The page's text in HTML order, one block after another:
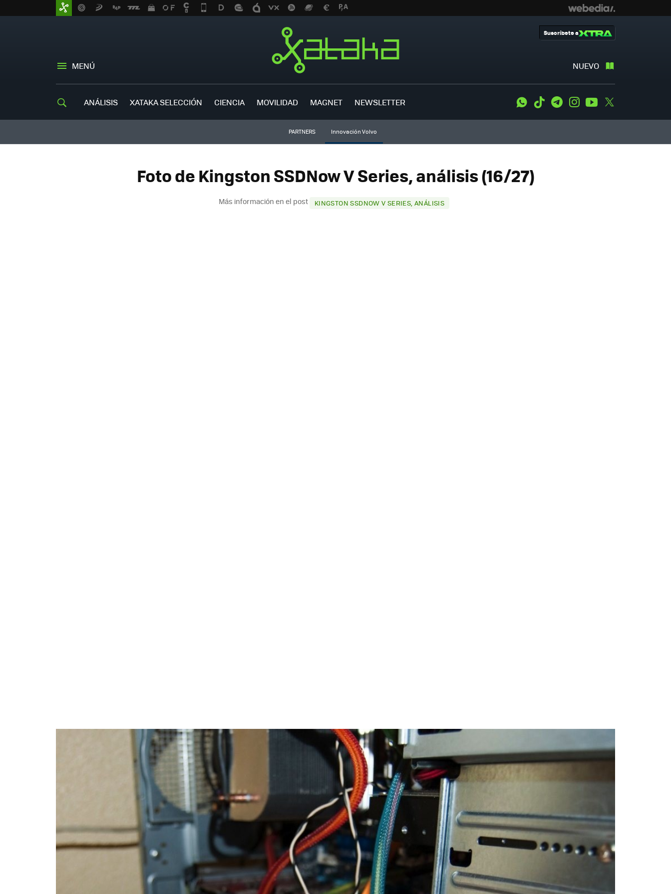
MENÚ NUEVO
Suscríbete a
ANÁLISIS XATAKA SELECCIÓN CIENCIA MOVILIDAD MAGNET NEWSLETTER WhatsApp
Tiktok TelegramInstagramYoutube
PARTNERS Innovación Volvo
Foto de Kingston SSDNow V Series, análisis (16/27)
Más información en el post KINGSTON SSDNOW V SERIES, ANÁLISIS